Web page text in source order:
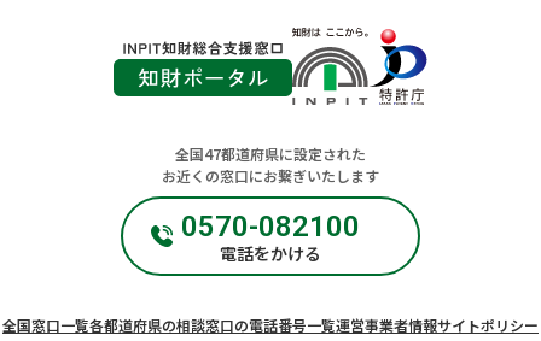
全国47都道府県に設定された
お近くの窓口にお繋ぎいたします
0570-082100
電話をかける
全国窓口一覧各都道府県の相談窓口の電話番号一覧運営事業者情報サイトポリシー